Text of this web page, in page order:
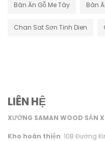
Bàn Ăn Gỗ Me Tây Bàn
Chan Sat Sơn Tinh Dien
LIÊN HỆ
XƯỞNG SAMAN WOOD SẢN
Kho hoàn thiện: 10B Đường